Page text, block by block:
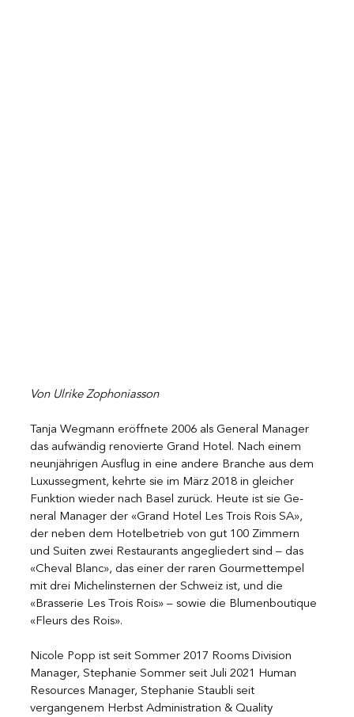
Von Ulrike Zophoniasson
Tanja Wegmann eröffnete 2006 als General Manager
das aufwändig renovierte Grand Hotel. Nach einem
neunjährigen Ausflug in eine andere Branche aus dem
Luxussegment, kehrte sie im März 2018 in gleicher
Funktion wieder nach Basel zurück. Heute ist sie Ge-
neral Manager der «Grand Hotel Les Trois Rois SA»,
der neben dem Hotelbetrieb von gut 100 Zimmern
und Suiten zwei Restaurants angegliedert sind – das
«Cheval Blanc», das einer der raren Gourmettempel
mit drei Michelinsternen der Schweiz ist, und die
«Brasserie Les Trois Rois» – sowie die Blumenboutique
«Fleurs des Rois».
Nicole Popp ist seit Sommer 2017 Rooms Division
Manager, Stephanie Sommer seit Juli 2021 Human
Resources Manager, Stephanie Staubli seit
vergangenem Herbst Administration & Quality